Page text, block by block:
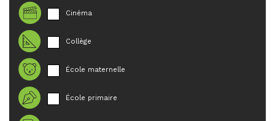
Cinéma
Collège
École maternelle
École primaire